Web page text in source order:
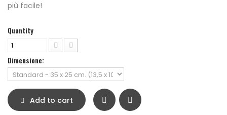
più facile!
Quantity
Dimensione:
Add to cart